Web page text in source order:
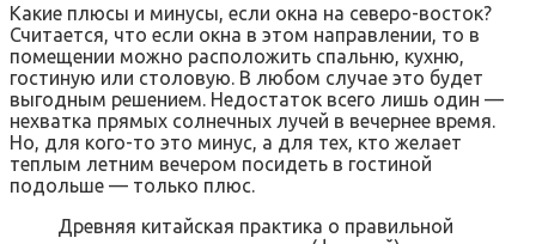
Какие плюсы и минусы, если окна на северо-восток?
Считается, что если окна в этом направлении, то в
помещении можно расположить спальню, кухню,
гостиную или столовую. В любом случае это будет
выгодным решением. Недостаток всего лишь один —
нехватка прямых солнечных лучей в вечернее время.
Но, для кого-то это минус, а для тех, кто желает
теплым летним вечером посидеть в гостиной
подольше — только плюс.
Древняя китайская практика о правильной